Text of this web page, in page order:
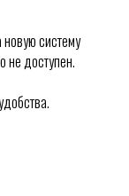
систему
не доступен.